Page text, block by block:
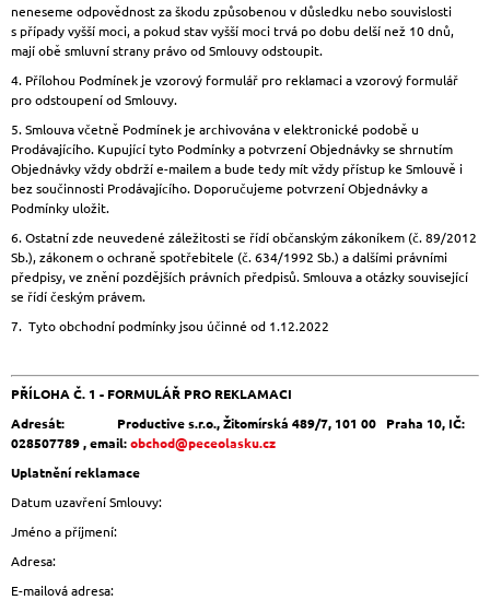
neneseme odpovědnost za škodu způsobenou v důsledku nebo souvislosti
s případy vyšší moci, a pokud stav vyšší moci trvá po dobu delší než 10 dnů,
mají obě smluvní strany právo od Smlouvy odstoupit.
4. Přílohou Podmínek je vzorový formulář pro reklamaci a vzorový formulář
pro odstoupení od Smlouvy.
5. Smlouva včetně Podmínek je archivována v elektronické podobě u
Prodávajícího. Kupující tyto Podmínky a potvrzení Objednávky se shrnutím
Objednávky vždy obdrží e-mailem a bude tedy mít vždy přístup ke Smlouvě i
bez součinnosti Prodávajícího. Doporučujeme potvrzení Objednávky a
Podmínky uložit.
6. Ostatní zde neuvedené záležitosti se řídí občanským zákoníkem (č. 89/2012
Sb.), zákonem o ochraně spotřebitele (č. 634/1992 Sb.) a dalšími právními
předpisy, ve znění pozdějších právních předpisů. Smlouva a otázky související
se řídí českým právem.
7. Tyto obchodní podmínky jsou účinné od 1.12.2022
PŘÍLOHA Č. 1 - FORMULÁŘ PRO REKLAMACI
Adresát:
Productive s.r.o., Žitomírská 489/7, 101 00 Praha 10, IČ:
028507789 , email:obchod@peceolasku.cz
Uplatnění reklamace
Datum uzavření Smlouvy:
Jméno a příjmení:
Adresa:
E-mailová adresa: